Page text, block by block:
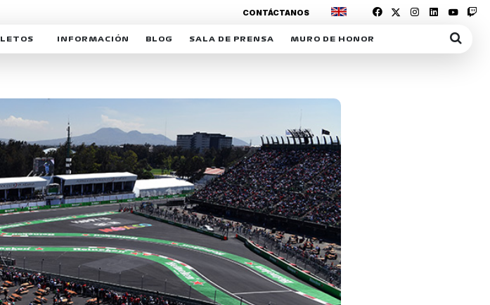
INFORMACIÓN
DERECHO DE PRIMERA OPCIÓN
REFORESTEMOS JUNTOS
MOTORSPORT ACADEMY
VOLUNTARIOS
EXPOSICIÓN FOTOGRÁFICA
CAMPEONATO
PATROCINADORES
LEGALES TICKETMASTER
BLOG
INTERACTIVOS
SALA DE PRENSA MURO DE HONOR
CONTÁCTANOS